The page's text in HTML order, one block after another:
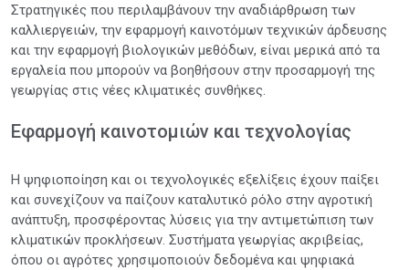
Στρατηγικές που περιλαμβάνουν την αναδιάρθρωση των
καλλιεργειών, την εφαρμογή καινοτόμων τεχνικών άρδευσης
και την εφαρμογή βιολογικών μεθόδων, είναι μερικά από τα
εργαλεία που μπορούν να βοηθήσουν στην προσαρμογή της
γεωργίας στις νέες κλιματικές συνθήκες.
Εφαρμογή καινοτομιών και τεχνολογίας
Η ψηφιοποίηση και οι τεχνολογικές εξελίξεις έχουν παίξει
και συνεχίζουν να παίζουν καταλυτικό ρόλο στην αγροτική
ανάπτυξη, προσφέροντας λύσεις για την αντιμετώπιση των
κλιματικών προκλήσεων. Συστήματα γεωργίας ακριβείας,
όπου οι αγρότες χρησιμοποιούν δεδομένα και ψηφιακά